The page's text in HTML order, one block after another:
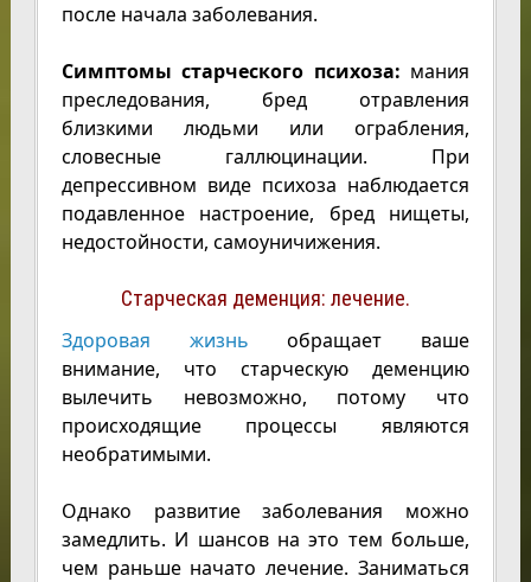
после начала заболевания.
Симптомы старческого психоза: мания
преследования, бред отравления
близкими людьми или ограбления,
словесные галлюцинации. При
депрессивном виде психоза наблюдается
подавленное настроение, бред нищеты,
недостойности, самоуничижения.
Старческая деменция: лечение.
Здоровая жизнь обращает ваше
внимание, что старческую деменцию
вылечить невозможно, потому что
происходящие процессы являются
необратимыми.
Однако развитие заболевания можно
замедлить. И шансов на это тем больше,
чем раньше начато лечение. Заниматься